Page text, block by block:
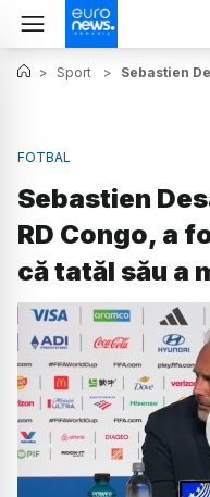
> Sport > Sebastien
FOTBAL
Sebastien
RD Congo, a
că tatăl său a